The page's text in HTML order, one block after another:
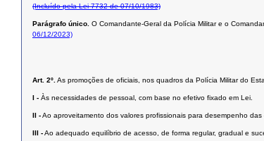
(Incluído pela Lei 7732 de 07/10/1983)
Parágrafo único. O Comandante-Geral da Polícia Militar e o
06/12/2023)
Art. 2º. As promoções de oficiais, nos quadros da Polícia Militar do
I - Às necessidades de pessoal, com base no efetivo fixado em Lei.
II -Ao aproveitamento dos valores profissionais para desempenho
III -Ao adequado equilíbrio de acesso, de forma regular, gradual e